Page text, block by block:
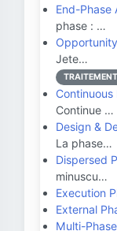
End-Phase
phase : …
Jete…
Continuous
Continue …
Design &
La phase…
Dispersed
minuscu…
Execution
External
Multi-